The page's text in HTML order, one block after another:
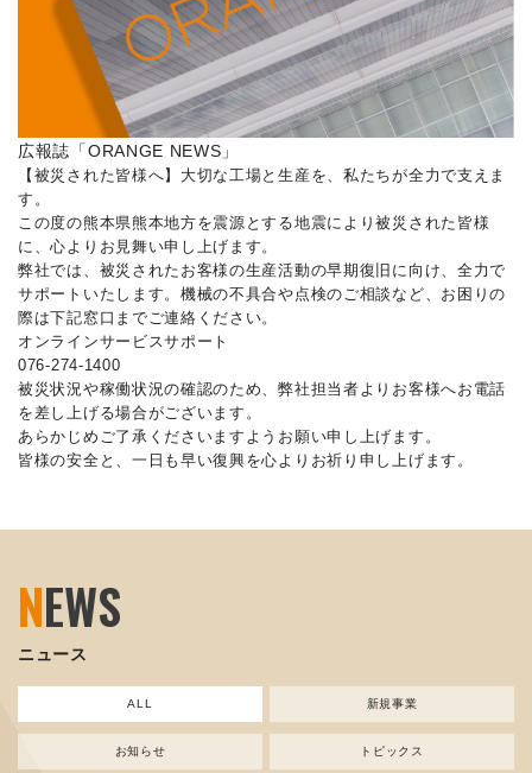
広報誌「ORANGE NEWS」
【被災された皆様へ】大切な工場と生産を、私たちが全力で支えま
す。
この度の熊本県熊本地方を震源とする地震により被災された皆様
に、心よりお見舞い申し上げます。
弊社では、被災されたお客様の生産活動の早期復旧に向け、全力で
サポートいたします。機械の不具合や点検のご相談など、お困りの
際は下記窓口までご連絡ください。
オンラインサービスサポート
076-274-1400
被災状況や稼働状況の確認のため、弊社担当者よりお客様へお電話
を差し上げる場合がございます。
あらかじめご了承くださいますようお願い申し上げます。
皆様の安全と、一日も早い復興を心よりお祈り申し上げます。
NEWS
ニュース
ALL 新規事業
お知らせ トピックス